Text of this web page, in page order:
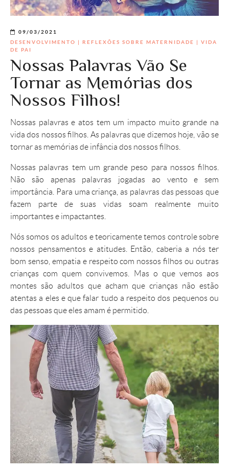
09/03/2021
DESENVOLVIMENTO
| REFLEXÕES SOBRE MATERNIDADE | VIDA
DE PAI
Nossas Palavras Vão Se
Tornar as Memórias dos
Nossos Filhos!
Nossas palavras e atos tem um impacto muito grande na
vida dos nossos filhos. As palavras que dizemos hoje, vão se
tornar as memórias de infância dos nossos filhos.
Nossas palavras tem um grande peso para nossos filhos.
Não são apenas palavras jogadas ao vento e sem
importância. Para uma criança, as palavras das pessoas que
fazem parte de suas vidas soam realmente muito
importantes e impactantes.
Nós somos os adultos e teoricamente temos controle sobre
nossos pensamentos e atitudes. Então, caberia a nós ter
bom senso, empatia e respeito com nossos filhos ou outras
crianças com quem convivemos. Mas o que vemos aos
montes são adultos que acham que crianças não estão
atentas a eles e que falar tudo a respeito dos pequenos ou
das pessoas que eles amam é permitido.